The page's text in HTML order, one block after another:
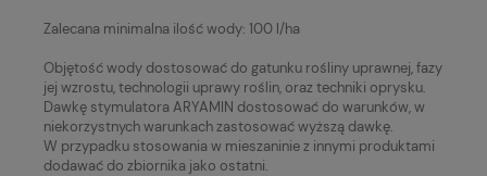
Zalecana minimalna ilość wody: 100 l/ha
Objętość wody dostosować do gatunku rośliny uprawnej, fazy
jej wzrostu, technologii uprawy roślin, oraz techniki oprysku.
Dawkę stymulatora ARYAMIN dostosować do warunków, w
niekorzystnych warunkach zastosować wyższą dawkę.
W przypadku stosowania w mieszaninie z innymi produktami
dodawać do zbiornika jako ostatni.